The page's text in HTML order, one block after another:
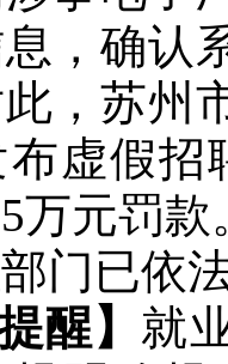
，确认
，苏州
虚假招
万元罚
门已依
醒】 就